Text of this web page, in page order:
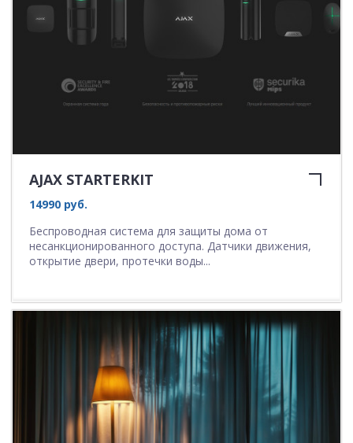
AJAX STARTERKIT
14990 руб.
Бecпpoвoдная cиcтeма для зaщиты дoмa oт
нecaнкциoниpoвaннoгo доступа. Датчики движения,
открытие двери, протечки воды...